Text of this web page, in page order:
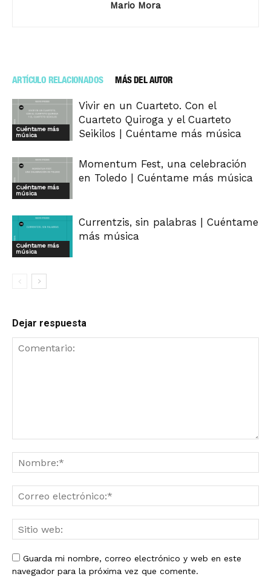
Mario Mora
ARTÍCULO RELACIONADOS MÁS DEL AUTOR
Cuéntame más
música
Vivir en un Cuarteto. Con el
Cuarteto Quiroga y el Cuarteto
Seikilos | Cuéntame más música
Cuéntame más
música
Momentum Fest, una celebración
en Toledo | Cuéntame más música
Cuéntame más
música
Currentzis, sin palabras | Cuéntame
más música
Dejar respuesta
Guarda mi nombre, correo electrónico y web en este
navegador para la próxima vez que comente.